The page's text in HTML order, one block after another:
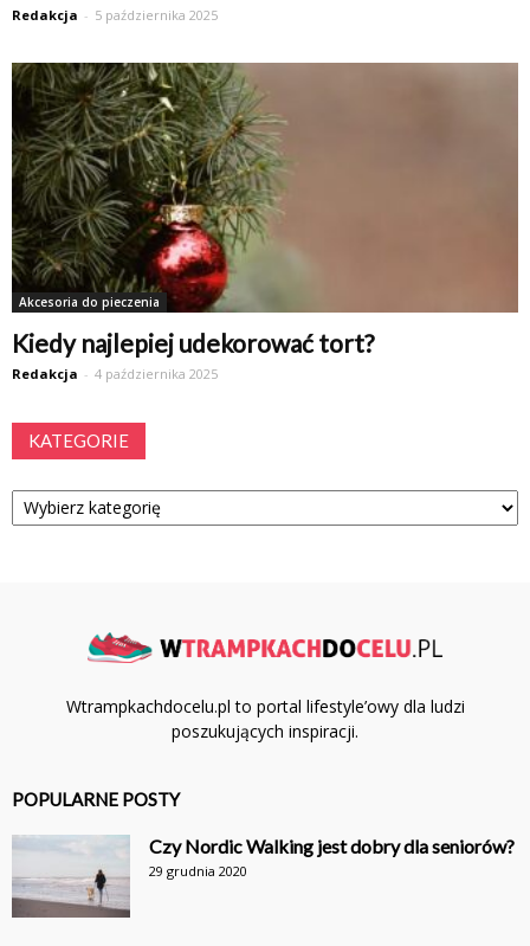
Redakcja - 5 października 2025
Akcesoria do pieczenia
Kiedy najlepiej udekorować tort?
Redakcja - 4 października 2025
KATEGORIE
Kategorie
Wtrampkachdocelu.pl to portal lifestyle’owy dla ludzi
poszukujących inspiracji.
POPULARNE POSTY
Czy Nordic Walking jest dobry dla seniorów?
29 grudnia 2020